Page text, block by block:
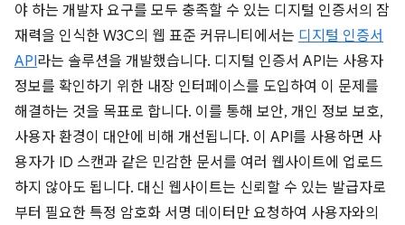
야 하는 개발자 요구를 모두 충족할 수 있는 디지털 인증서의 잠
재력을 인식한 W3C의 웹 표준 커뮤니티에서는 디지털 인증서
API라는 솔루션을 개발했습니다. 디지털 인증서 API는 사용자
정보를 확인하기 위한 내장 인터페이스를 도입하여 이 문제를
해결하는 것을 목표로 합니다. 이를 통해 보안, 개인 정보 보호,
사용자 환경이 대안에 비해 개선됩니다. 이 API를 사용하면 사
용자가 ID 스캔과 같은 민감한 문서를 여러 웹사이트에 업로드
하지 않아도 됩니다. 대신 웹사이트는 신뢰할 수 있는 발급자로
부터 필요한 특정 암호화 서명 데이터만 요청하여 사용자와의